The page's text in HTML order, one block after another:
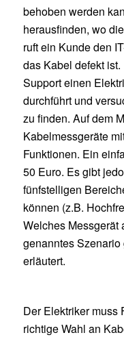
behoben werden
herausfinden, wo
ruft ein Kunde den
das Kabel defekt
Support einen
durchführt und
zu finden. Auf dem
Kabelmessgeräte
Funktionen. Ein
50 Euro. Es gibt
fünfstelligen
können (z.B.
Welches Messgerät
genanntes
erläutert.
Der Elektriker muss
richtige Wahl an